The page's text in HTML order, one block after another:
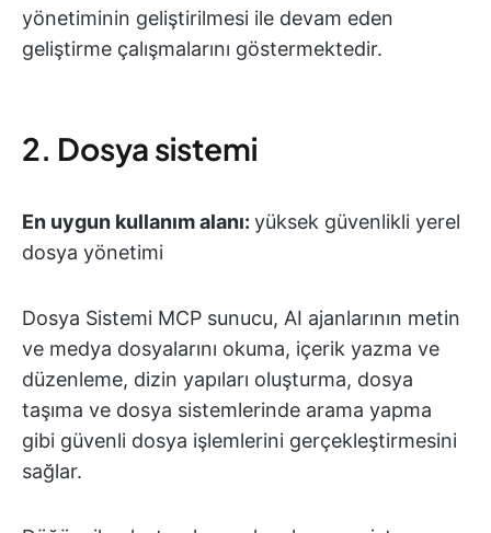
yönetiminin geliştirilmesi ile devam eden
geliştirme çalışmalarını göstermektedir.
2. Dosya sistemi
En uygun kullanım alanı: yüksek güvenlikli yerel
dosya yönetimi
Dosya Sistemi MCP sunucu, AI ajanlarının metin
ve medya dosyalarını okuma, içerik yazma ve
düzenleme, dizin yapıları oluşturma, dosya
taşıma ve dosya sistemlerinde arama yapma
gibi güvenli dosya işlemlerini gerçekleştirmesini
sağlar.